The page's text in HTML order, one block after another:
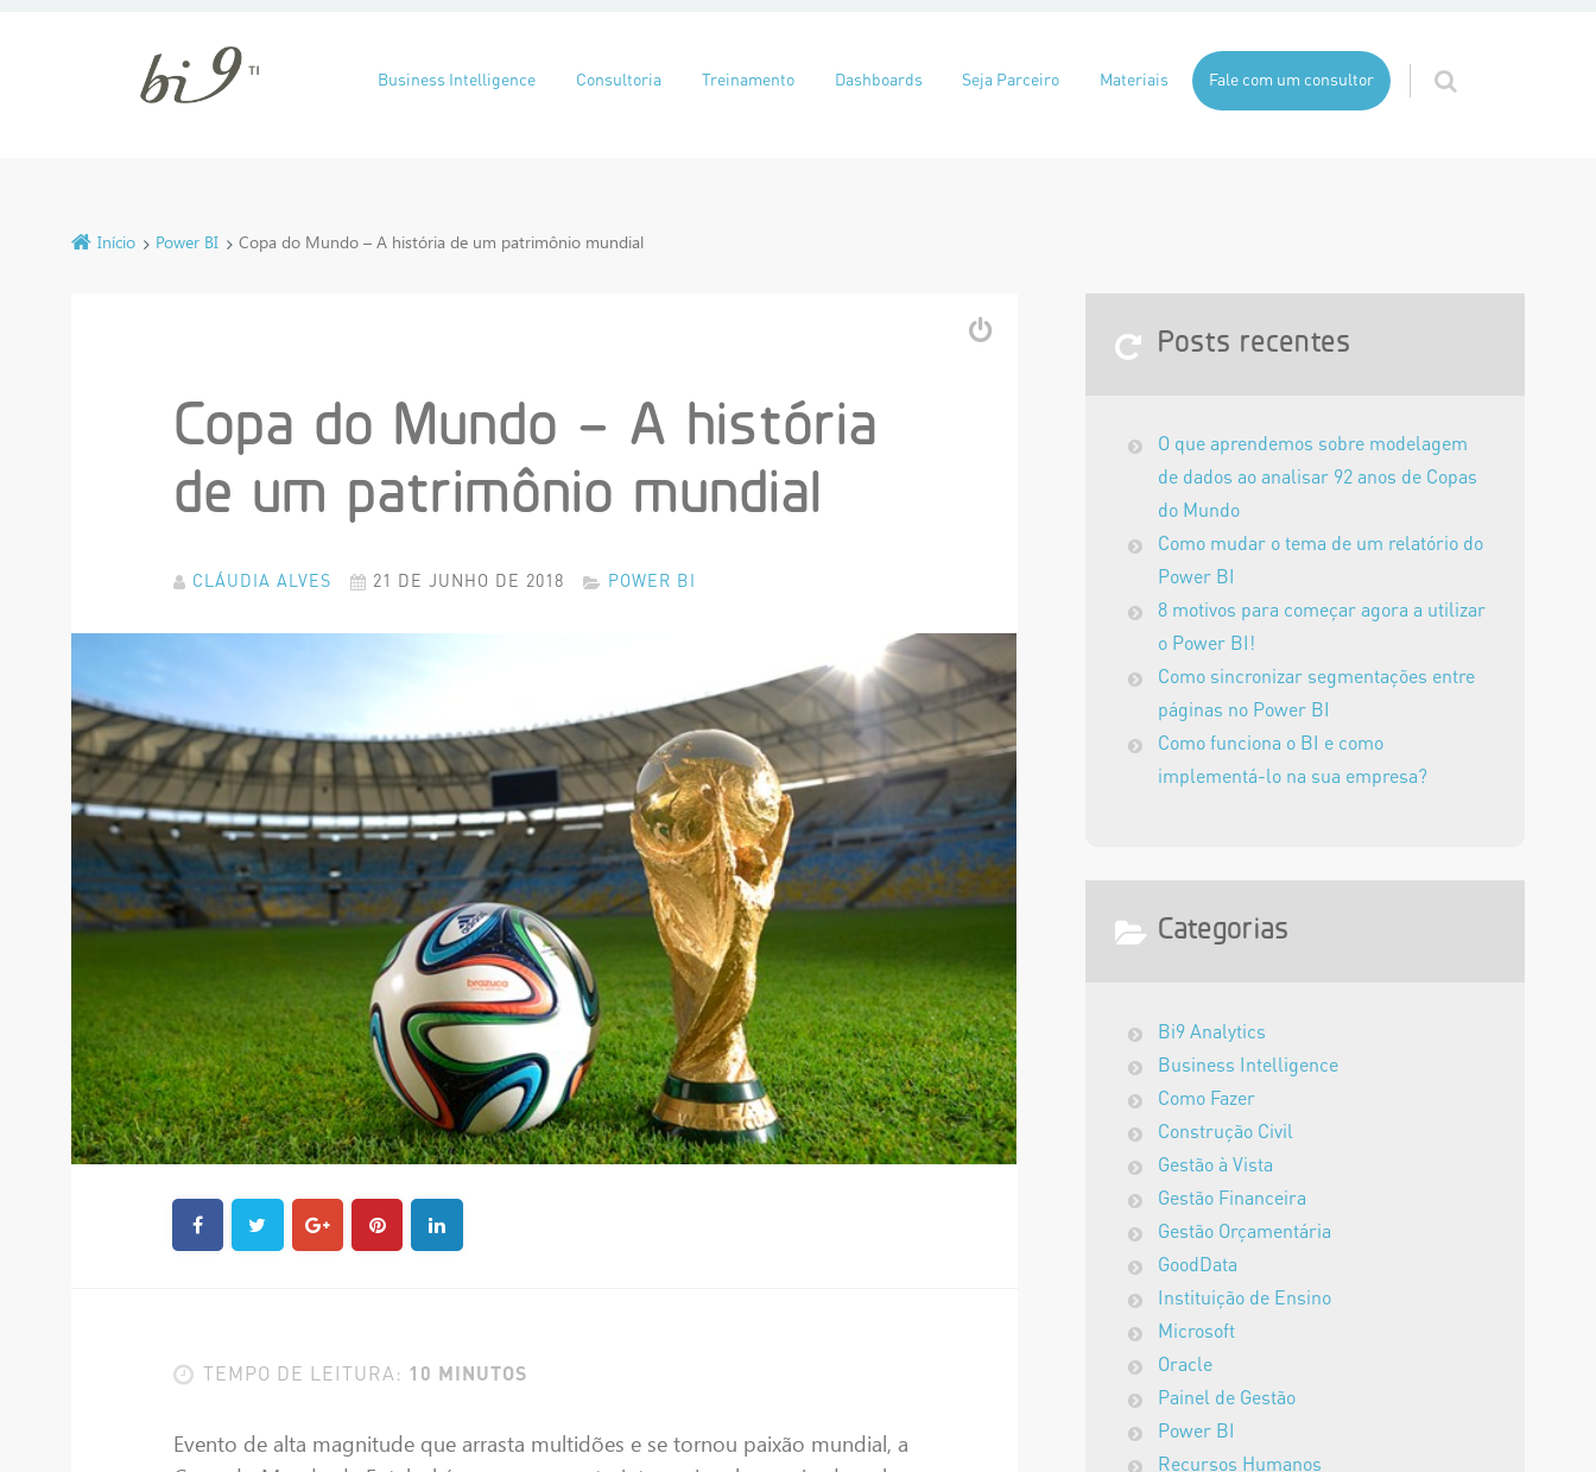
Pular para o conteúdo
Business Intelligence Consultoria Treinamento Dashboards Seja Parceiro Materiais Fale com um consultor
Início Power BI Copa do Mundo – A história de um patrimônio mundial
Copa do Mundo – A história
de um patrimônio mundial
CLÁUDIA ALVES 21 DE JUNHO DE 2018 POWER BI
TEMPO DE LEITURA: 10 MINUTOS
Evento de alta magnitude que arrasta multidões e se tornou paixão mundial, a
Posts recentes
O que aprendemos sobre modelagem
de dados ao analisar 92 anos de Copas
do Mundo
Como mudar o tema de um relatório do
Power BI
8 motivos para começar agora a utilizar
o Power BI!
Como sincronizar segmentações entre
páginas no Power BI
Como funciona o BI e como
implementá-lo na sua empresa?
Categorias
Bi9 Analytics
Business Intelligence
Como Fazer
Construção Civil
Gestão à Vista
Gestão Financeira
Gestão Orçamentária
GoodData
Instituição de Ensino
Microsoft
Oracle
Painel de Gestão
Power BI
Recursos Humanos